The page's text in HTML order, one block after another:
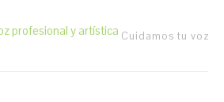
Cuidamos tu voz